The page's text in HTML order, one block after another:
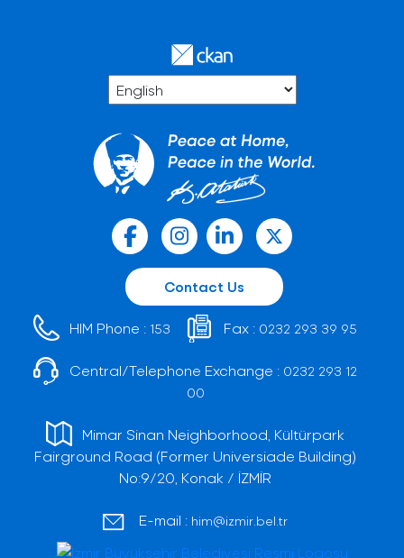
Contact Us
HIM Phone : 153 Fax : 0232 293 39 95
Central/Telephone Exchange : 0232 293 12
00
Mimar Sinan Neighborhood, Kültürpark
Fairground Road (Former Universiade Building)
No:9/20, Konak / İZMİR
E-mail : him@izmir.bel.tr